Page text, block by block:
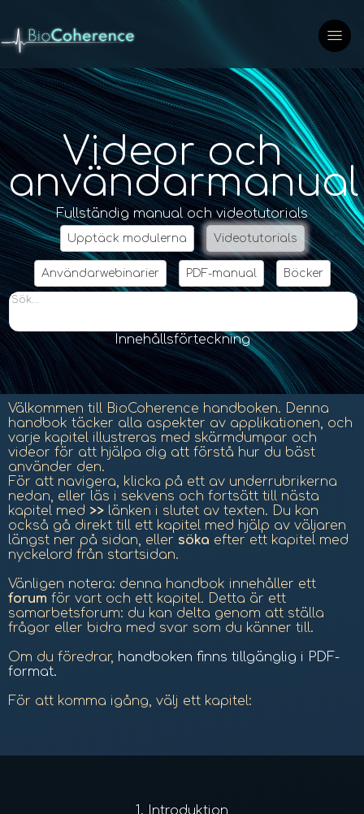
Videor och
användarmanual
Fullständig manual och videotutorials
Upptäck modulerna Videotutorials
Användarwebinarier PDF-manual Böcker
Sök...
Innehållsförteckning
Välkommen till BioCoherence handboken. Denna
handbok täcker alla aspekter av applikationen, och
varje kapitel illustreras med skärmdumpar och
videor för att hjälpa dig att förstå hur du bäst
använder den.
För att navigera, klicka på ett av underrubrikerna
nedan, eller läs i sekvens och fortsätt till nästa
kapitel med >>länken i slutet av texten. Du kan
också gå direkt till ett kapitel med hjälp av väljaren
längst ner på sidan, eller söka efter ett kapitel med
nyckelord från startsidan.
Vänligen notera: denna handbok innehåller ett
forum för vart och ett kapitel. Detta är ett
samarbetsforum: du kan delta genom att ställa
frågor eller bidra med svar som du känner till.
Om du föredrar, handboken finns tillgänglig i PDF-
format.
För att komma igång, välj ett kapitel:
1. Introduktion